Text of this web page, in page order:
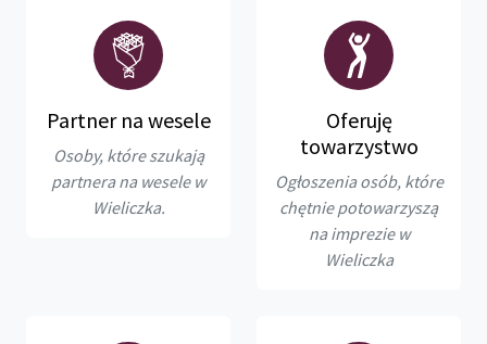
Partner na wesele
Osoby, które szukają
partnera na wesele w
Wieliczka.
Oferuję
towarzystwo
Ogłoszenia osób, które
chętnie potowarzyszą
na imprezie w
Wieliczka